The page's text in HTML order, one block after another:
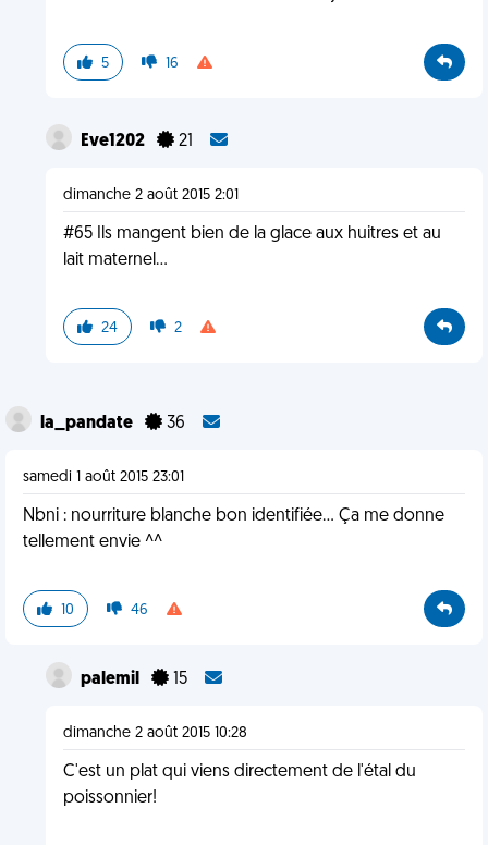
5 16
Eve1202 21
dimanche 2 août 2015 2:01
#65 Ils mangent bien de la glace aux huitres et au
lait maternel...
24 2
la_pandate 36
samedi 1 août 2015 23:01
Nbni : nourriture blanche bon identifiée... Ça me donne
tellement envie ^^
10 46
palemil 15
dimanche 2 août 2015 10:28
C'est un plat qui viens directement de l'étal du
poissonnier!